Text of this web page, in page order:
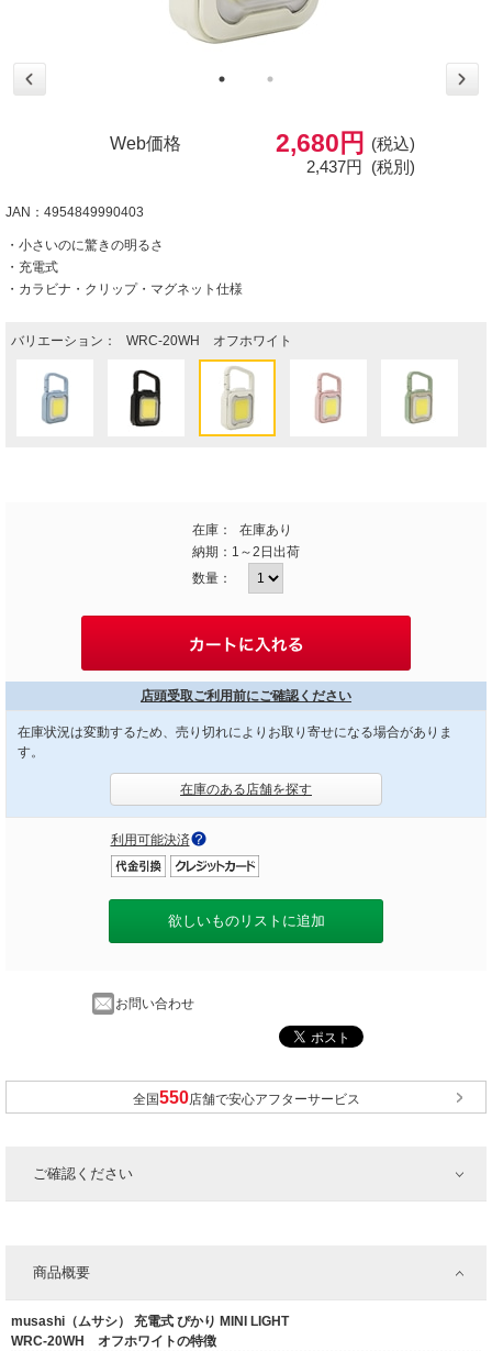
Web価格 2,680円
(税込)
2,437円 (税別)
JAN：4954849990403
・小さいのに驚きの明るさ
・充電式
・カラビナ・クリップ・マグネット仕様
バリエーション： WRC-20WH オフホワイト
在庫：
在庫あり
納期： 1～2日出荷
数量：
店頭受取ご利用前にご確認ください
在庫状況は変動するため、売り切れによりお取り寄せになる場合がありま
す。
在庫のある店舗を探す
利用可能決済
欲しいものリストに追加
お問い合わせ
全国 店舗で安心アフターサービス
ご確認ください
商品概要
musashi（ムサシ） 充電式 ぴかり MINI LIGHT
WRC-20WH オフホワイトの特徴